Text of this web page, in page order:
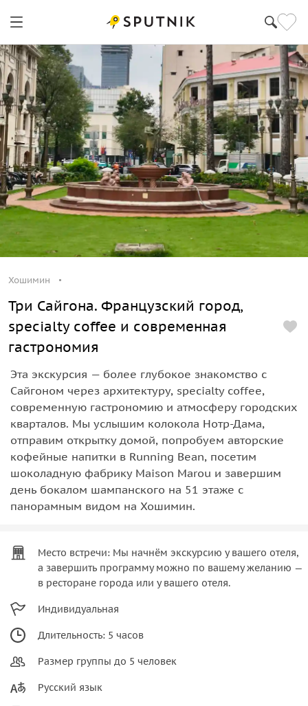
Хошимин
Три Сайгона. Французский город,
specialty coffee и современная
гастрономия
Эта экскурсия — более глубокое знакомство с
Сайгоном через архитектуру, specialty coffee,
современную гастрономию и атмосферу городских
кварталов. Мы услышим колокола Нотр-Дама,
отправим открытку домой, попробуем авторские
кофейные напитки в Running Bean, посетим
шоколадную фабрику Maison Marou и завершим
день бокалом шампанского на 51 этаже с
панорамным видом на Хошимин.
Место встречи: Мы начнём экскурсию у вашего отеля,
а завершить программу можно по вашему желанию —
в ресторане города или у вашего отеля.
Индивидуальная
Длительность: 5 часов
Размер группы до 5 человек
Русский язык